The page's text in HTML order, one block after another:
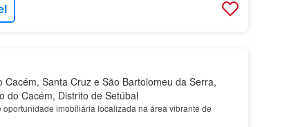
Cacém, Santa Cruz e São Bartolomeu da Serra,
do Cacém, Distrito de Setúbal
oportunidade imobiliária localizada na área vibrante de